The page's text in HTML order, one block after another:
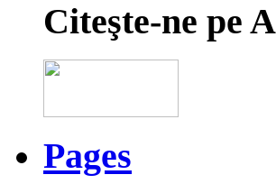
Citeşte-ne pe
Pages